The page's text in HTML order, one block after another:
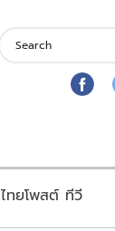
ไทยโพสต์ ทีวี